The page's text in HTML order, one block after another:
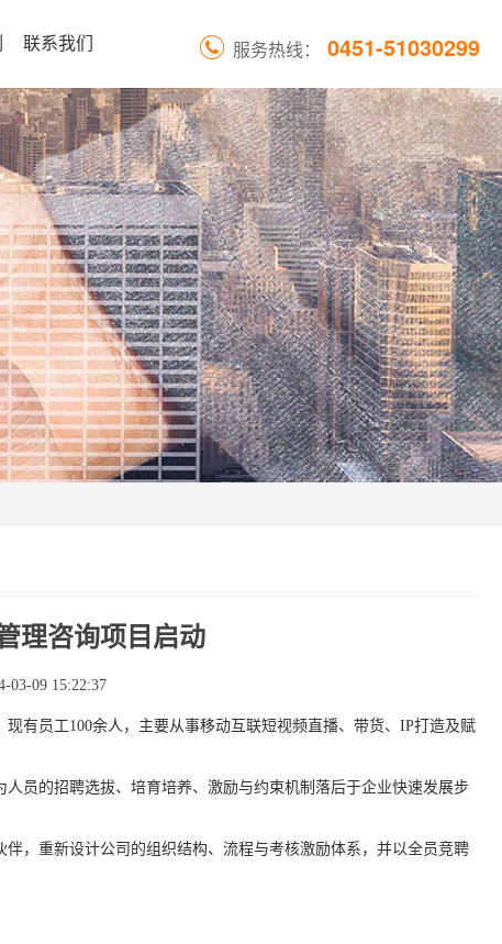
服务热线： 0451-51030299
联系我们
理咨询项目启动
03-09 15:22:37
现有员工100余人，主要从事移动互联短视频直播、带货、IP打造及赋
员的招聘选拔、培育培养、激励与约束机制落后于企业快速发展步
，重新设计公司的组织结构、流程与考核激励体系，并以全员竞聘